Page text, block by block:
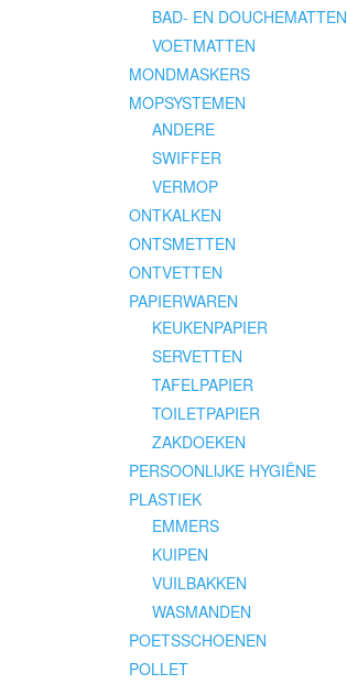
BAD- EN DOUCHEMATTEN
VOETMATTEN
MONDMASKERS
MOPSYSTEMEN
ANDERE
SWIFFER
VERMOP
ONTKALKEN
ONTSMETTEN
ONTVETTEN
PAPIERWAREN
KEUKENPAPIER
SERVETTEN
TAFELPAPIER
TOILETPAPIER
ZAKDOEKEN
PERSOONLIJKE HYGIËNE
PLASTIEK
EMMERS
KUIPEN
VUILBAKKEN
WASMANDEN
POETSSCHOENEN
POLLET